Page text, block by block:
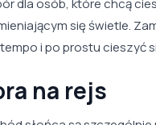
dla osób, które chcą
się świetle.
i po prostu cieszyć
na rejs